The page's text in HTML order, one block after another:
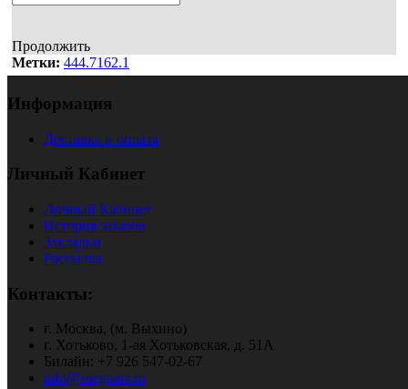
Продолжить
Метки: 444.7162.1
Информация
Доставка и оплата
Личный Кабинет
Личный Кабинет
История заказов
Закладки
Рассылка
Контакты:
г. Москва, (м. Выхино)
г. Хотьково, 1-ая Хотьковская, д. 51А
Билайн: +7 926 547-02-67
info@snegoatv.ru